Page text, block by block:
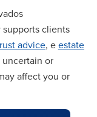
clients
advice, eestate
uncertain or
affect you or